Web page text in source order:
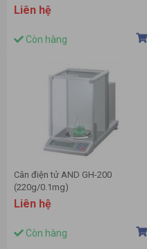
Liên hệ
Còn hàng
Cân điện tử AND GH-200
(220g/0.1mg)
Liên hệ
Còn hàng